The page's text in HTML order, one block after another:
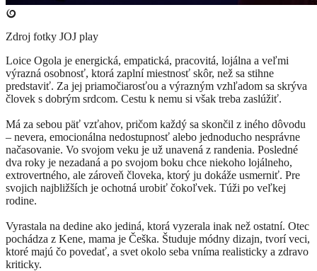
Zdroj fotky JOJ play
​Loice Ogola je energická, empatická, pracovitá, lojálna a veľmi
výrazná osobnosť, ktorá zaplní miestnosť skôr, než sa stihne
predstaviť. Za jej priamočiarosťou a výrazným vzhľadom sa skrýva
človek s dobrým srdcom. Cestu k nemu si však treba zaslúžiť.
Má za sebou päť vzťahov, pričom každý sa skončil z iného dôvodu
– nevera, emocionálna nedostupnosť alebo jednoducho nesprávne
načasovanie. Vo svojom veku je už unavená z randenia. Posledné
dva roky je nezadaná a po svojom boku chce niekoho lojálneho,
extrovertného, ale zároveň človeka, ktorý ju dokáže usmerniť. Pre
svojich najbližších je ochotná urobiť čokoľvek. Túži po veľkej
rodine.
Vyrastala na dedine ako jediná, ktorá vyzerala inak než ostatní. Otec
pochádza z Kene, mama je Češka. Študuje módny dizajn, tvorí veci,
ktoré majú čo povedať, a svet okolo seba vníma realisticky a zdravo
kriticky.